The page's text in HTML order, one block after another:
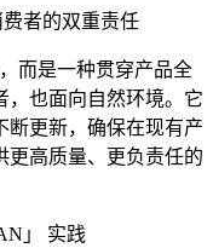
费者的双重责任
而是一种贯穿产品全
也面向自然环境。它
断更新，确保在现有产
更高质量、更负责任的
」 实践